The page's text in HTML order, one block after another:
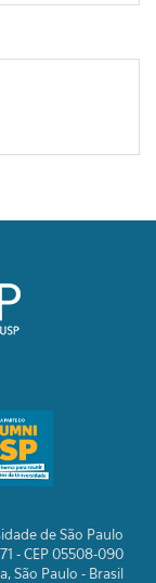
de São Paulo
- CEP 05508-090
São Paulo - Brasil